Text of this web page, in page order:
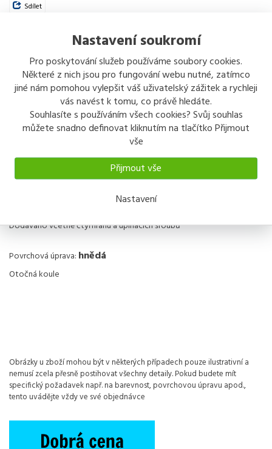
Nastavení soukromí
Pro poskytování služeb používáme soubory cookies.
Některé z nich jsou pro fungování webu nutné, zatímco
jiné nám pomohou vylepšit váš uživatelský zážitek a rychleji
vás navést k tomu, co právě hledáte.
Souhlasíte s používáním všech cookies? Svůj souhlas
můžete snadno definovat kliknutím na tlačítko Přijmout
vše
Přijmout vše
Nastavení
Sdílet
Dveřní koule Dita + štítek malý, ČERNÁ
300 kč
Koupit
Detail
Dveřní koule Dita + štítek malý, HNĚDÁ
498 kč
Koupit
Detail
Popis Odeslat dotaz
Dodáváno včetně čtyřhranu a upínacích šroubů
Povrchová úprava: hnědá
Otočná koule
Obrázky u zboží mohou být v některých případech pouze ilustrativní a
nemusí zcela přesně postihovat všechny detaily. Pokud budete mít
specifický požadavek např. na barevnost, povrchovou úpravu apod.,
tento uvádějte vždy ve své objednávce